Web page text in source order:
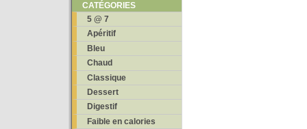
CATÉGORIES
5 @ 7
Apéritif
Bleu
Chaud
Classique
Dessert
Digestif
Faible en calories